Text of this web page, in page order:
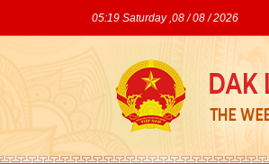
05:19 Saturday ,08 / 08 / 2026